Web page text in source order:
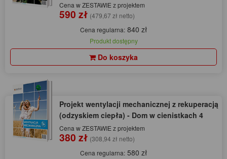
Cena w ZESTAWIE z projektem
590 zł (479,67 zł netto)
Cena regularna: 840 zł
Produkt dostępny
Do koszyka
Projekt wentylacji mechanicznej z rekuperacją
(odzyskiem ciepła) - Dom w cienistkach 4
Cena w ZESTAWIE z projektem
380 zł (308,94 zł netto)
Cena regularna: 580 zł